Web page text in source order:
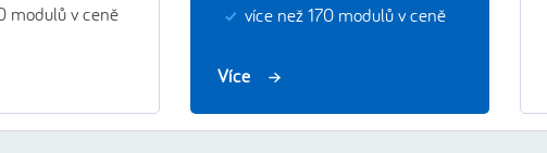
modulů v ceně
více než 170 modulů v ceně
Více